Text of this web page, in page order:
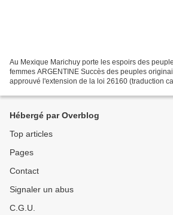
Au Mexique Marichuy porte les espoirs des
femmes ARGENTINE Succès des peuples
approuvé l'extension de la loi 26160 (traduction
Hébergé par Overblog
Top articles
Pages
Contact
Signaler un abus
C.G.U.